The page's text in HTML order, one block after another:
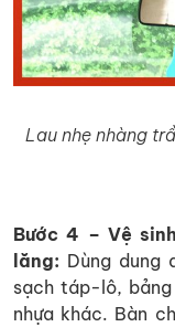
Lau nhẹ nhàng
Bước 4 – Vệ
lăng: Dùng dung
sạch táp-lô,
nhựa khác. Bàn